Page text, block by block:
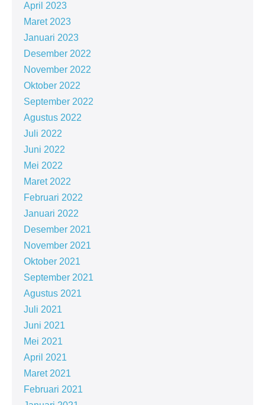
April 2023
Maret 2023
Januari 2023
Desember 2022
November 2022
Oktober 2022
September 2022
Agustus 2022
Juli 2022
Juni 2022
Mei 2022
Maret 2022
Februari 2022
Januari 2022
Desember 2021
November 2021
Oktober 2021
September 2021
Agustus 2021
Juli 2021
Juni 2021
Mei 2021
April 2021
Maret 2021
Februari 2021